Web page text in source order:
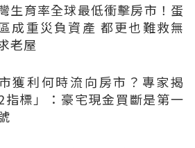
生育率全球最低衝擊房市！蛋
成重災負資產 都更也難救無
老屋
獲利何時流向房市？專家揭
2指標」：豪宅現金買斷是第一